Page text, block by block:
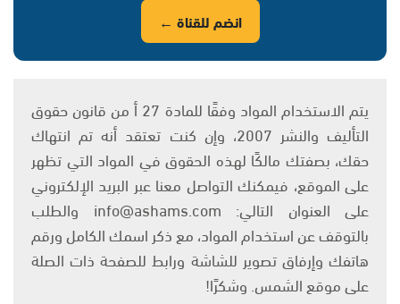
انضم للقناة ←
يتم الاستخدام المواد وفقًا للمادة 27 أ من قانون حقوق
التأليف والنشر 2007، وإن كنت تعتقد أنه تم انتهاك
حقك، بصفتك مالكًا لهذه الحقوق في المواد التي تظهر
على الموقع، فيمكنك التواصل معنا عبر البريد الإلكتروني
على العنوان التالي: info@ashams.com والطلب
بالتوقف عن استخدام المواد، مع ذكر اسمك الكامل ورقم
هاتفك وإرفاق تصوير للشاشة ورابط للصفحة ذات الصلة
على موقع الشمس. وشكرًا!